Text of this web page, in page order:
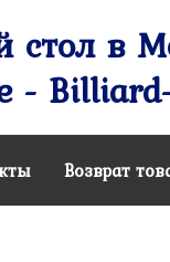
в
-
Возврат